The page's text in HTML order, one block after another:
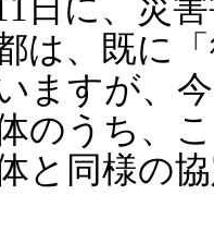
日に、災
は、既に
ますが、
のうち、
と同様の